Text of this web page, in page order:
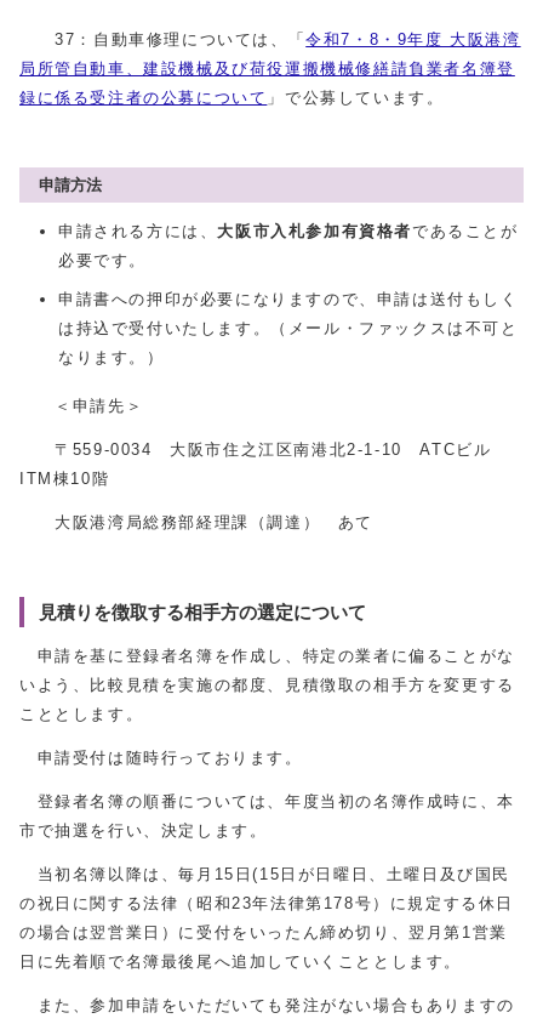
37：自動車修理については、「令和7・8・9年度 大阪港湾
局所管自動車、建設機械及び荷役運搬機械修繕請負業者名簿登
録に係る受注者の公募について 」で公募しています。
申請方法
申請される方には、大阪市入札参加有資格者であることが
必要です。
申請書への押印が必要になりますので、申請は送付もしく
は持込で受付いたします。（メール・ファックスは不可と
なります。）
＜申請先＞
〒559-0034 大阪市住之江区南港北2-1-10 ATCビル
ITM棟10階
大阪港湾局総務部経理課（調達） あて
見積りを徴取する相手方の選定について
申請を基に登録者名簿を作成し、特定の業者に偏ることがな
いよう、比較見積を実施の都度、見積徴取の相手方を変更する
こととします。
申請受付は随時行っております。
登録者名簿の順番については、年度当初の名簿作成時に、本
市で抽選を行い、決定します。
当初名簿以降は、毎月15日(15日が日曜日、土曜日及び国民
の祝日に関する法律（昭和23年法律第178号）に規定する休日
の場合は翌営業日）に受付をいったん締め切り、翌月第1営業
日に先着順で名簿最後尾へ追加していくこととします。
また、参加申請をいただいても発注がない場合もありますの